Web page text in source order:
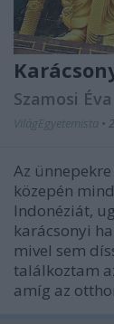
Szamosi Éva
VilágEgyetemista •
Az
közepén
Indonéziát,
karácsonyi
mivel sem
találkoztam
amíg az